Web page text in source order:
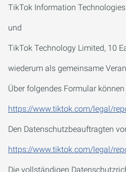
TikTok Information
und
TikTok Technology Limited, 10
wiederum als gemeinsame
Über folgendes Formular
https://www.tiktok.com/legal/
Den Datenschutzbeauftragten
https://www.tiktok.com/legal/
Die vollständigen